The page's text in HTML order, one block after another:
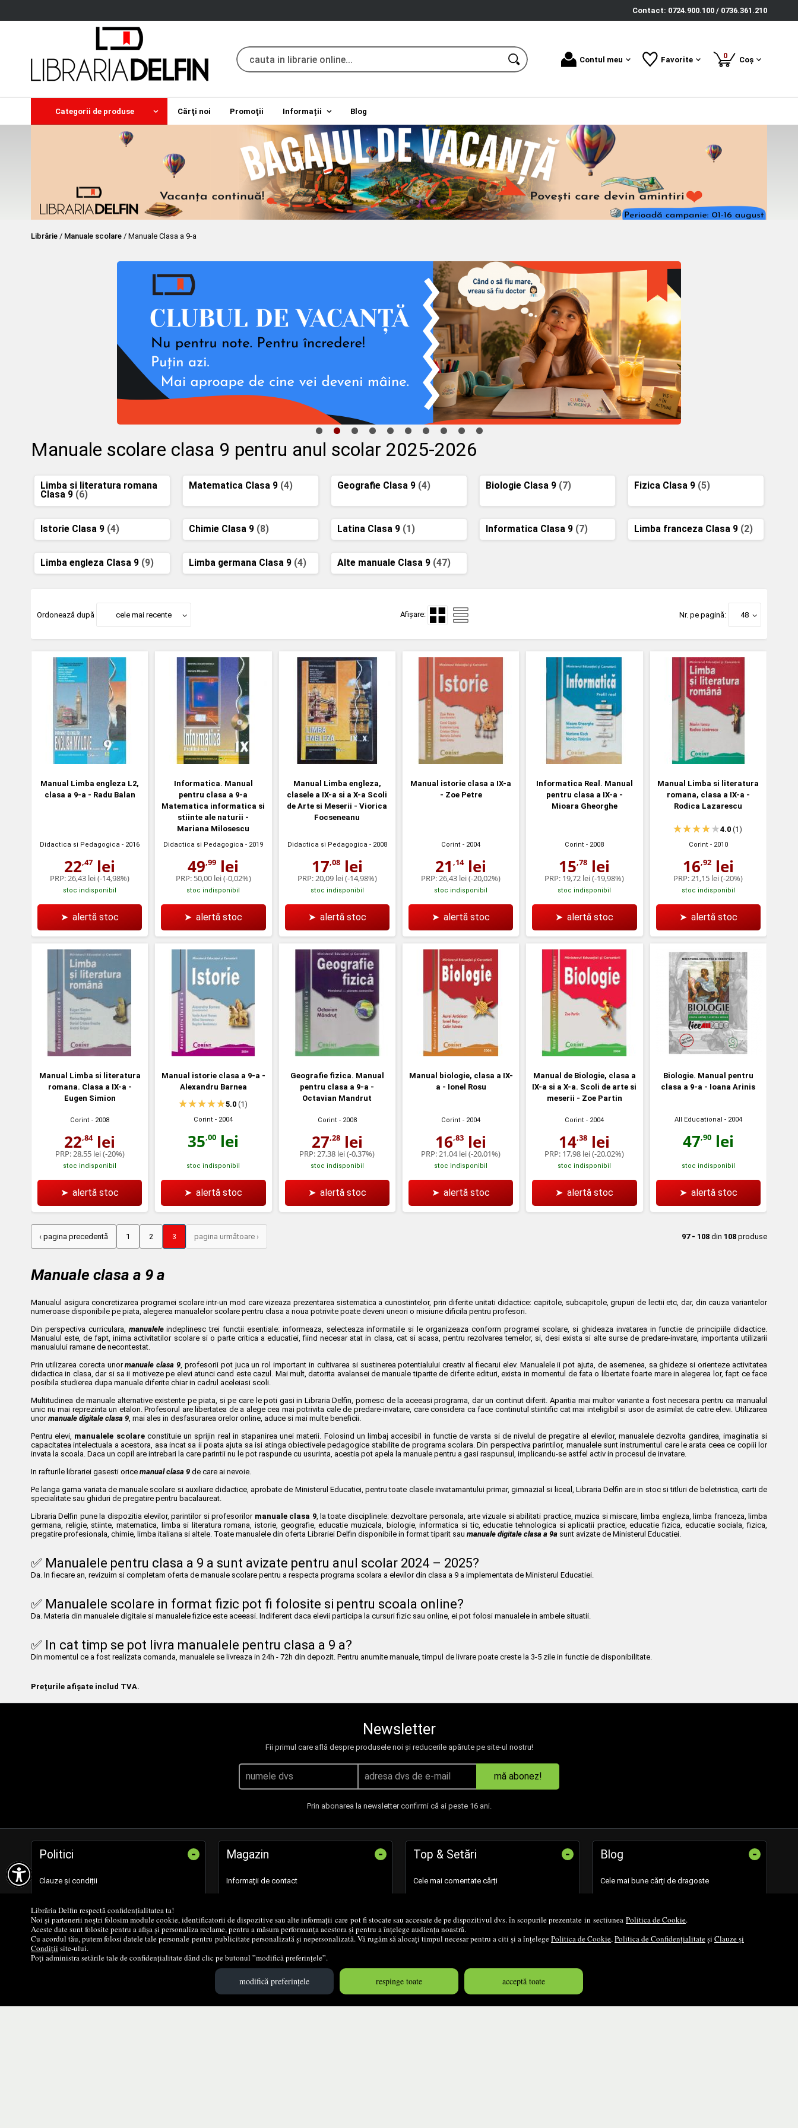

Librăria Delfin respectă confidențialitatea ta!
Noi și partenerii noștri folosim module cookie, identificatorii de dispozitive sau alte informații care pot fi stocate sau accesate de pe dispozitivul dvs. în scopurile prezentate in sectiunea Politica de Cookie.
Aceste date sunt folosite pentru a afișa și personaliza reclame, pentru a măsura performanța acestora și pentru a înțelege audiența noastră.
Cu acordul tău, putem folosi datele tale personale pentru publicitate personalizată și nepersonalizată. Vă rugăm să alocați timpul necesar pentru a citi și a înțelegePolitica de Cookie,Politica de Confidențialitateși Clauze și
Condiții site-ului.
Poți administra setările tale de confidențialitate dând clic pe butonul ”modifică preferințele”.
modifică preferințele respinge toate acceptă toate
Contact: 0724.900.100 / 0736.361.210
Contul meu Favorite 0produse
Coș
Categorii de produse Cărţi noi Promoţii Informații Blog
Librărie / Manuale scolare / Manuale Clasa a 9-a
Manuale scolare clasa 9 pentru anul scolar 2025-2026
Limba si literatura romana
Clasa 9 (6)
Matematica Clasa 9 (4) Geografie Clasa 9 (4) Biologie Clasa 9 (7) Fizica Clasa 9 (5)
Istorie Clasa 9 (4) Chimie Clasa 9 (8) Latina Clasa 9 (1) Informatica Clasa 9 (7) Limba franceza Clasa 9 (2)
Limba engleza Clasa 9 (9) Limba germana Clasa 9 (4) Alte manuale Clasa 9 (47)
Ordonează după cele mai recente Afișare: Nr. pe pagină: 48
Manual Limba engleza L2,
clasa a 9-a - Radu Balan
Didactica si Pedagogica - 2016
22,47 lei
PRP:26,43 lei(-14,98%)
stoc indisponibil
➤ alertă stoc
Informatica. Manual
pentru clasa a 9-a
Matematica informatica si
stiinte ale naturii -
Mariana Milosescu
Didactica si Pedagogica - 2019
49,99 lei
PRP: 50,00 lei(-0,02%)
stoc indisponibil
➤ alertă stoc
Manual Limba engleza,
clasele a IX-a si a X-a Scoli
de Arte si Meserii - Viorica
Focseneanu
Didactica si Pedagogica- 2008
17,08lei
PRP:20,09 lei(-14,98%)
stoc indisponibil
➤ alertă stoc
Manual istorie clasa a IX-a
- Zoe Petre
Corint - 2004
21,14lei
PRP:26,43 lei(-20,02%)
stoc indisponibil
➤ alertă stoc
Informatica Real. Manual
pentru clasa a IX-a -
Mioara Gheorghe
Corint - 2008
15,78 lei
PRP: 19,72 lei(-19,98%)
stoc indisponibil
➤ alertă stoc
Manual Limba si literatura
romana, clasa a IX-a -
Rodica Lazarescu
4.0 (1)
Corint - 2010
16,92lei
PRP:21,15 lei(-20%)
stoc indisponibil
➤ alertă stoc
Manual Limba si literatura
romana. Clasa a IX-a -
Eugen Simion
Corint - 2008
22,84lei
PRP:28,55 lei(-20%)
stoc indisponibil
➤ alertă stoc
Manual istorie clasa a 9-a -
Alexandru Barnea
5.0(1)
Corint - 2004
35,00 lei
stoc indisponibil
➤ alertă stoc
Geografie fizica. Manual
pentru clasa a 9-a -
Octavian Mandrut
Corint - 2008
27,28lei
PRP:27,38 lei(-0,37%)
stoc indisponibil
➤ alertă stoc
Manual biologie, clasa a IX-
a - Ionel Rosu
Corint - 2004
16,83 lei
PRP:21,04 lei(-20,01%)
stoc indisponibil
➤ alertă stoc
Manual de Biologie, clasa a
IX-a si a X-a. Scoli de arte si
meserii - Zoe Partin
Corint - 2004
14,38 lei
PRP: 17,98 lei(-20,02%)
stoc indisponibil
➤ alertă stoc
Biologie. Manual pentru
clasa a 9-a - Ioana Arinis
All Educational - 2004
47,90lei
stoc indisponibil
➤ alertă stoc
‹ pagina precedentă 1 2 3 pagina următoare › 97 - 108 din 108 produse
Manuale clasa a 9 a
Manualul asigura concretizarea programei scolare intr-un mod care vizeaza prezentarea sistematica a cunostintelor, prin diferite unitati didactice: capitole, subcapitole, grupuri de lectii etc, dar, din cauza variantelor
numeroase disponibile pe piata, alegerea manualelor scolare pentru clasa a noua potrivite poate deveni uneori o misiune dificila pentru profesori.
Din perspectiva curriculara, manualeleindeplinesc trei functii esentiale: informeaza, selecteaza informatiile si le organizeaza conform programei scolare, si ghideaza invatarea in functie de principiile didactice.
Manualul este, de fapt, inima activitatilor scolare si o parte critica a educatiei, fiind necesar atat in clasa, cat si acasa, pentru rezolvarea temelor, si, desi exista si alte surse de predare-invatare, importanta utilizarii
manualului ramane de necontestat.
Prin utilizarea corecta unormanuale clasa 9 , profesorii pot juca un rol important in cultivarea si sustinerea potentialului creativ al fiecarui elev. Manualele ii pot ajuta, de asemenea, sa ghideze si orienteze activitatea
didactica in clasa, dar si sa ii motiveze pe elevi atunci cand este cazul. Mai mult, datorita avalansei de manuale tiparite de diferite edituri, exista in momentul de fata o libertate foarte mare in alegerea lor, fapt ce face
posibila studierea dupa manuale diferite chiar in cadrul aceleiasi scoli.
Multitudinea de manuale alternative existente pe piata, si pe care le poti gasi in Libraria Delfin, pornesc de la aceeasi programa, dar un continut diferit. Aparitia mai multor variante a fost necesara pentru ca manualul
unic nu mai reprezinta un etalon. Profesorul are libertatea de a alege cea mai potrivita cale de predare-invatare, care considera ca face continutul stiintific cat mai inteligibil si usor de asimilat de catre elevi. Utilizarea
unormanuale digitale clasa 9 , mai ales in desfasurarea orelor online, aduce si mai multe beneficii.
Pentru elevi, manualele scolareconstituie un sprijin real in stapanirea unei materii. Folosind un limbaj accesibil in functie de varsta si de nivelul de pregatire al elevilor, manualele dezvolta gandirea, imaginatia si
capacitatea intelectuala a acestora, asa incat sa ii poata ajuta sa isi atinga obiectivele pedagogice stabilite de programa scolara. Din perspectiva parintilor, manualele sunt instrumentul care le arata ceea ce copiii lor
invata la scoala. Daca un copil are intrebari la care parintii nu le pot raspunde cu usurinta, acestia pot apela la manuale pentru a gasi raspunsul, implicandu-se astfel activ in procesul de invatare.
In rafturile librariei gasesti orice manual clasa 9 de care ai nevoie.
Pe langa gama variata de manuale scolare si auxiliare didactice, aprobate de Ministerul Educatiei, pentru toate clasele invatamantului primar, gimnazial si liceal, Libraria Delfin are in stoc si titluri de beletristica, carti de
specialitate sau ghiduri de pregatire pentru bacalaureat.
Libraria Delfin pune la dispozitia elevilor, parintilor si profesorilor manuale clasa 9, la toate disciplinele: dezvoltare personala, arte vizuale si abilitati practice, muzica si miscare, limba engleza, limba franceza, limba
germana, religie, stiinte, matematica, limba si literatura romana, istorie, geografie, educatie muzicala, biologie, informatica si tic, educatie tehnologica si aplicatii practice, educatie fizica, educatie sociala, fizica,
pregatire profesionala, chimie, limba italiana si altele. Toate manualele din oferta Librariei Delfin disponibile in format tiparit sau manuale digitale clasa a 9a sunt avizate de Ministerul Educatiei.
✅ Manualele pentru clasa a 9 a sunt avizate pentru anul scolar 2024 – 2025?
Da. In fiecare an, revizuim si completam oferta de manuale scolare pentru a respecta programa scolara a elevilor din clasa a 9 a implementata de Ministerul Educatiei.
✅ Manualele scolare in format fizic pot fi folosite si pentru scoala online?
Da. Materia din manualele digitale si manualele fizice este aceeasi. Indiferent daca elevii participa la cursuri fizic sau online, ei pot folosi manualele in ambele situatii.
✅ In cat timp se pot livra manualele pentru clasa a 9 a?
Din momentul ce a fost realizata comanda, manualele se livreaza in 24h - 72h din depozit. Pentru anumite manuale, timpul de livrare poate creste la 3-5 zile in functie de disponibilitate.
Prețurile afișate includ TVA.
Newsletter
Fii primul care află despre produsele noi și reducerile apărute pe site-ul nostru!
mă abonez!
Prin abonarea la newsletter confirmi că ai peste 16 ani.
Politici -
Clauze și condiții
Politica de Cookie
Politica de Confidențialitate
Cum cumperi?
Magazin -
Informații de contact
Cărţi noi
Promoţii
Edituri
Top & Setări -
Cele mai comentate cărți
Setările mele de accesibilitate
Blog -
Cele mai bune cărți de dragoste